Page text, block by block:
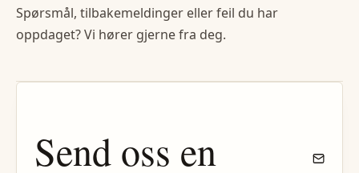
Spørsmål, tilbakemeldinger eller feil du har
oppdaget? Vi hører gjerne fra deg.
Send oss en